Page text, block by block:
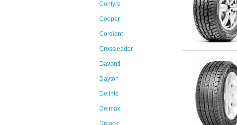
Contyre
Cooper
Cordiant
Crossleader
Davanti
Dayton
Delinte
Delmax
Dmack